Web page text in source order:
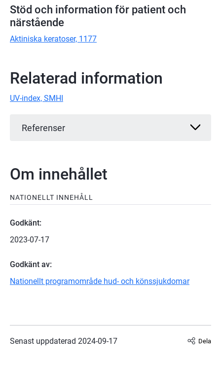
Stöd och information för patient och
närstående
Aktiniska keratoser, 1177
Relaterad information
UV-index, SMHI
Referenser
Om innehållet
NATIONELLT INNEHÅLL
Godkänt:
2023-07-17
Godkänt av:
Nationellt programområde hud- och könssjukdomar
Senast uppdaterad 2024-09-17 Dela